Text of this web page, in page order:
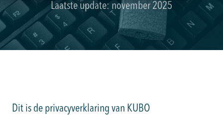
Laatste update: november 2025
Dit is de privacyverklaring van KUBO